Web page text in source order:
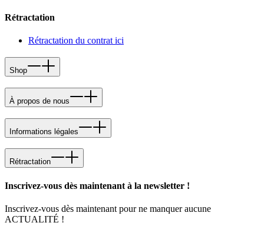
Rétractation
Rétractation du contrat ici
Shop
À propos de nous
Informations légales
Rétractation
Inscrivez-vous dès maintenant à la newsletter !
Inscrivez-vous dès maintenant pour ne manquer aucune
ACTUALITÉ !